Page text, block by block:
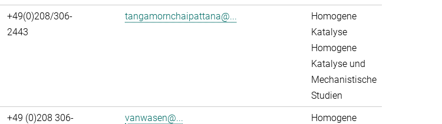
+49(0)208/306-
2443
tangamornchaipattana@...
Homogene
Katalyse
Homogene
Katalyse und
Mechanistische
Studien
+49 (0)208 306-
vanwasen@...
Homogene